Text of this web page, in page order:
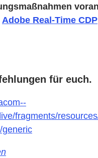
Adobe Real-Time CDP
für euch.
fragments/
generic